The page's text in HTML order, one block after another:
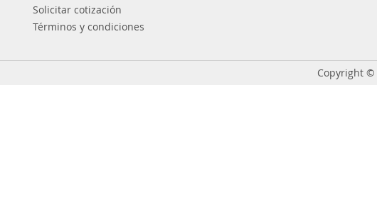
Solicitar cotización
Términos y condiciones
Copyright ©